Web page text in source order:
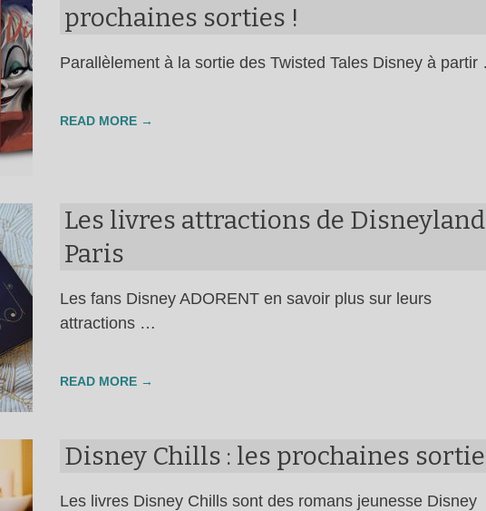
prochaines sorties !
Parallèlement à la sortie des Twisted Tales Disney à
READ MORE →
Les livres attractions de Disneyland
Paris
Les fans Disney ADORENT en savoir plus sur leurs
attractions …
READ MORE →
Disney Chills : les prochaines
Les livres Disney Chills sont des romans jeunesse Disney